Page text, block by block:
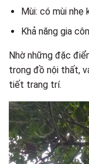
Mùi: có mùi nhẹ
Khả năng gia
Nhờ những đặc
trong đồ nội thất,
tiết trang trí.